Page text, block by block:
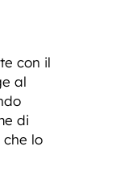
con il
al
di
che lo